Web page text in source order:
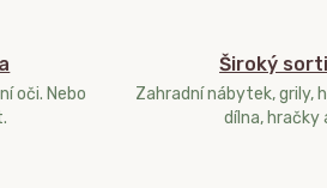
oči. Nebo
Široký
Zahradní nábytek, grily,
dílna, hračky